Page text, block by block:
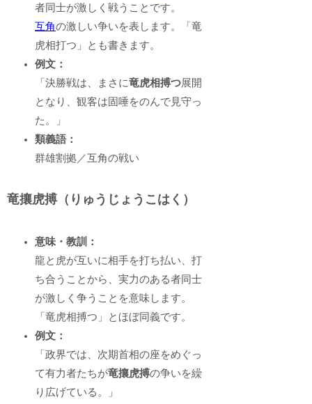
者同士が激しく戦うことです。
互角の激しい争いを表します。「竜
虎相打つ」とも書きます。
例文：
「決勝戦は、まさに竜虎相搏つ展開
となり、観客は固唾をのんで見守っ
た。」
類義語：
群雄割拠／互角の戦い
竜攘虎搏（りゅうじょうこはく）
意味・教訓：
龍と虎が互いに相手を打ち払い、打
ち合うことから、実力のある者同士
が激しく争うことを意味します。
「竜虎相搏つ」とほぼ同義です。
例文：
「政界では、次期首相の座をめぐっ
て有力者たちが竜攘虎搏の争いを繰
り広げている。」